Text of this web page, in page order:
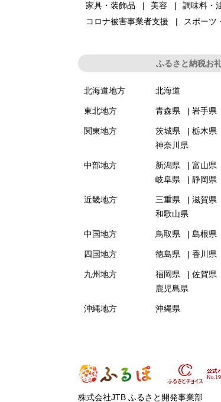
家具・装飾品
美容 調味料・
コロナ被害事業者支援
スポーツ
ふるさと納税お
北海道地方 北海道
東北地方 青森県 岩手県
関東地方 茨城県 栃木県
神奈川県
中部地方 新潟県 富山県
岐阜県
静岡県
近畿地方 三重県 滋賀県
和歌山県
中国地方 鳥取県 島根県
四国地方 徳島県 香川県
九州地方 福岡県 佐賀県
鹿児島県
沖縄地方 沖縄県
株式会社JTB ふるさと開発事業部